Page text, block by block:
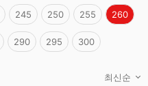
245 250 255 260
290 295 300